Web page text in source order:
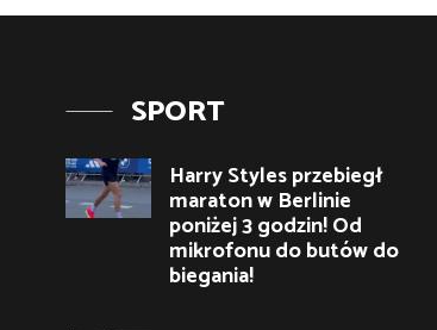
SPORT
Harry Styles przebiegł
maraton w Berlinie
poniżej 3 godzin! Od
mikrofonu do butów do
biegania!